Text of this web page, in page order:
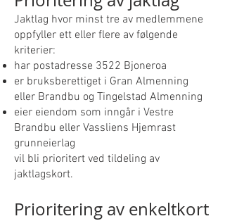
Jaktlag hvor minst tre av medlemmene
oppfyller ett eller flere av følgende
kriterier:
har postadresse 3522 Bjoneroa
er bruksberettiget i Gran Almenning
eller Brandbu og Tingelstad Almenning
eier eiendom som inngår i Vestre
Brandbu eller Vassliens Hjemrast
grunneierlag
vil bli prioritert ved tildeling av
jaktlagskort.
Prioritering av enkeltkort